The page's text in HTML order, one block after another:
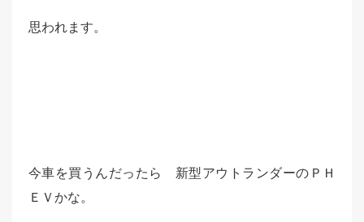
思われます。
今車を買うんだったら 新型アウトランダーのＰＨ
ＥＶかな。